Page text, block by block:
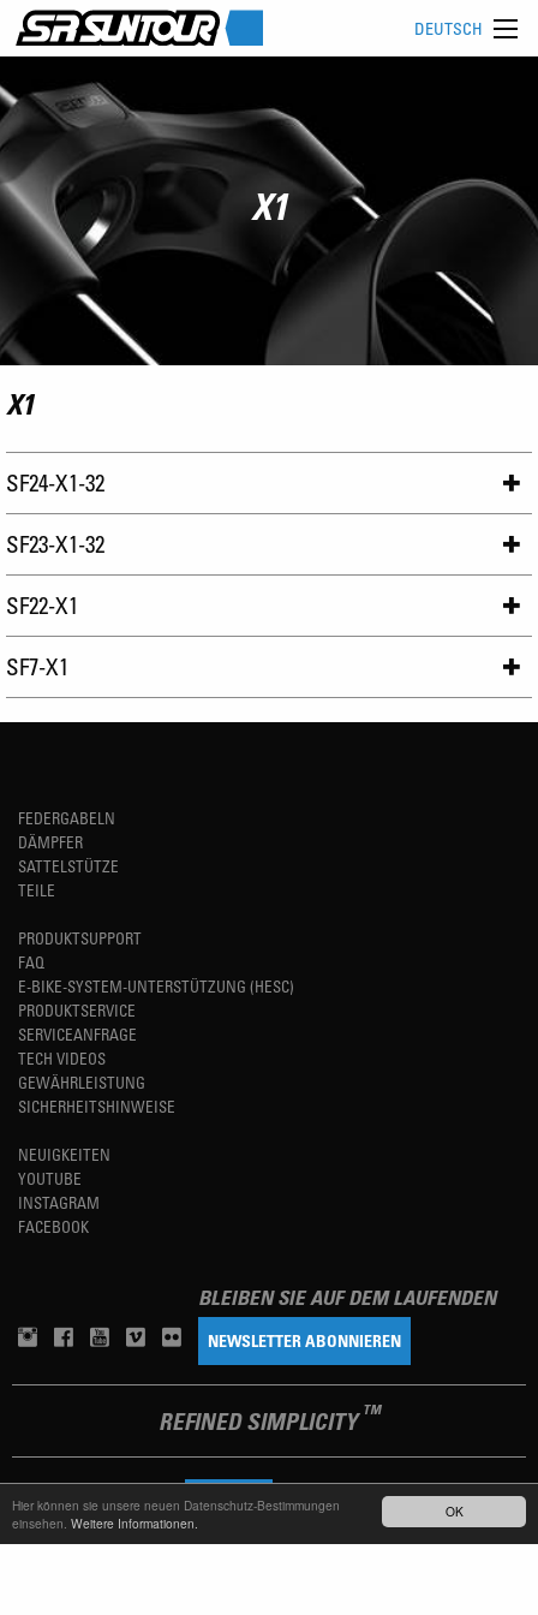
OK
Hier können sie unsere neuen Datenschutz-Bestimmungen
einsehen. Weitere Informationen.
DEUTSCH
X1
X1
SF24-X1-32
SF23-X1-32
SF22-X1
SF7-X1
FEDERGABELN
DÄMPFER
SATTELSTÜTZE
TEILE
PRODUKTSUPPORT
FAQ
E-BIKE-SYSTEM-UNTERSTÜTZUNG (HESC)
PRODUKTSERVICE
SERVICEANFRAGE
TECH VIDEOS
GEWÄHRLEISTUNG
SICHERHEITSHINWEISE
NEUIGKEITEN
YOUTUBE
INSTAGRAM
FACEBOOK
BLEIBEN SIE AUF DEM LAUFENDEN
NEWSLETTER ABONNIEREN
REFINED SIMPLICITY TM
DEUTSCH
TERMS OF USE DATENSCHUTZERKLÄRUNG IMPRESSUM